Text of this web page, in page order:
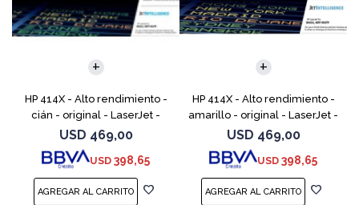
HP 414X - Alto rendimiento -
cián - original - LaserJet -
cartucho de tóner (W2021X) -
para Color LaserJet
Enterprise M455, MFP
USD 469,00
USD 398,65
HP 414X - Alto rendimiento -
amarillo - original - LaserJet -
cartucho de tóner (W2022X) -
para Color LaserJet
Enterprise M455,
USD 469,00
USD 398,65